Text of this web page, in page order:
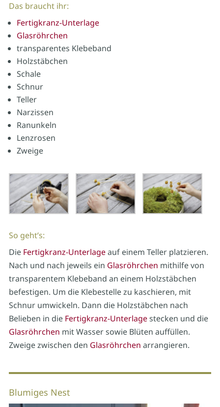
Das braucht ihr:
Fertigkranz-Unterlage
Glasröhrchen
transparentes Klebeband
Holzstäbchen
Schale
Schnur
Teller
Narzissen
Ranunkeln
Lenzrosen
Zweige
So geht’s:
Die Fertigkranz-Unterlageauf einem Teller platzieren.
Nach und nach jeweils ein Glasröhrchen mithilfe von
transparentem Klebeband an einem Holzstäbchen
befestigen. Um die Klebestelle zu kaschieren, mit
Schnur umwickeln. Dann die Holzstäbchen nach
Belieben in die Fertigkranz-Unterlagestecken und die
Glasröhrchen mit Wasser sowie Blüten auffüllen.
Zweige zwischen den Glasröhrchen arrangieren.
Blumiges Nest